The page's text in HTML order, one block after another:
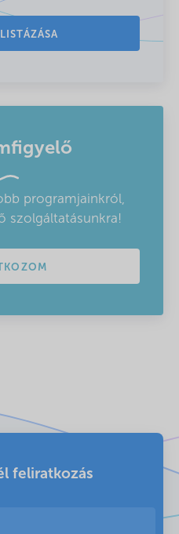
programjainkról,
szolgáltatásunkra!
feliratkozás